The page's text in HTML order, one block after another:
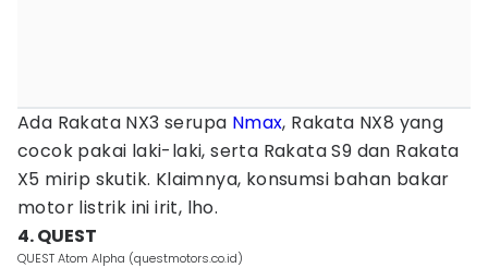
Ada Rakata NX3 serupa Nmax, Rakata NX8 yang
cocok pakai laki-laki, serta Rakata S9 dan Rakata
X5 mirip skutik. Klaimnya, konsumsi bahan bakar
motor listrik ini irit, lho.
4. QUEST
QUEST Atom Alpha (questmotors.co.id)